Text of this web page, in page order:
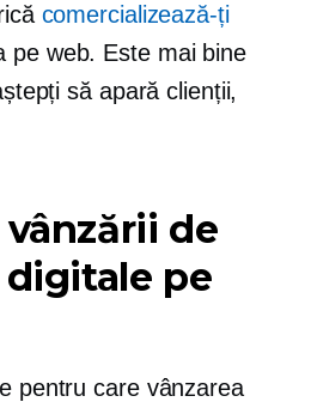
comercializează-ți
pe web. Este mai bine
să apară clienții,
de
pe
pentru care vânzarea